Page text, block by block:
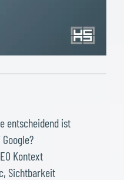
entscheidend ist
Kontext
Sichtbarkeit